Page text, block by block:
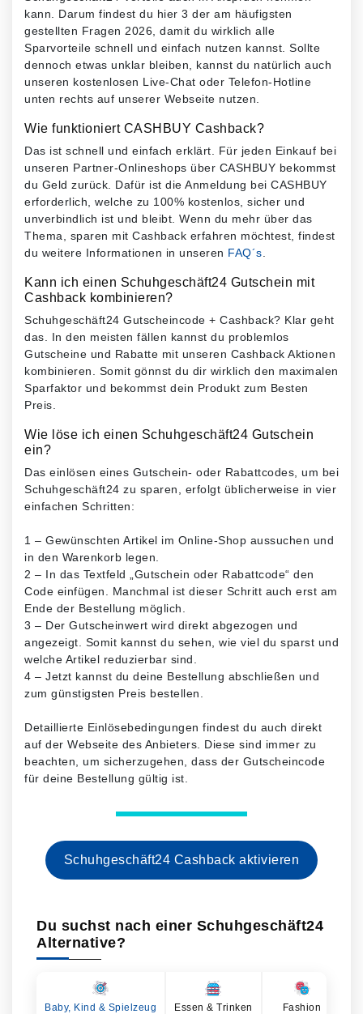
kann. Darum findest du hier 3 der am häufigsten
gestellten Fragen 2026, damit du wirklich alle
Sparvorteile schnell und einfach nutzen kannst. Sollte
dennoch etwas unklar bleiben, kannst du natürlich auch
unseren kostenlosen Live-Chat oder Telefon-Hotline
unten rechts auf unserer Webseite nutzen.
Wie funktioniert CASHBUY Cashback?
Das ist schnell und einfach erklärt. Für jeden Einkauf bei
unseren Partner-Onlineshops über CASHBUY bekommst
du Geld zurück. Dafür ist die Anmeldung bei CASHBUY
erforderlich, welche zu 100% kostenlos, sicher und
unverbindlich ist und bleibt. Wenn du mehr über das
Thema, sparen mit Cashback erfahren möchtest, findest
du weitere Informationen in unseren FAQ´s
Kann ich einen Schuhgeschäft24 Gutschein mit
Cashback kombinieren?
Schuhgeschäft24 Gutscheincode + Cashback? Klar geht
das. In den meisten fällen kannst du problemlos
Gutscheine und Rabatte mit unseren Cashback Aktionen
kombinieren. Somit gönnst du dir wirklich den maximalen
Sparfaktor und bekommst dein Produkt zum Besten
Preis.
Wie löse ich einen Schuhgeschäft24 Gutschein
ein?
Das einlösen eines Gutschein- oder Rabattcodes, um bei
Schuhgeschäft24 zu sparen, erfolgt üblicherweise in vier
einfachen Schritten:
1 – Gewünschten Artikel im Online-Shop aussuchen und
in den Warenkorb legen.
2 – In das Textfeld „Gutschein oder Rabattcode“ den
Code einfügen. Manchmal ist dieser Schritt auch erst am
Ende der Bestellung möglich.
3 – Der Gutscheinwert wird direkt abgezogen und
angezeigt. Somit kannst du sehen, wie viel du sparst und
welche Artikel reduzierbar sind.
4 – Jetzt kannst du deine Bestellung abschließen und
zum günstigsten Preis bestellen.
Detaillierte Einlösebedingungen findest du auch direkt
auf der Webseite des Anbieters. Diese sind immer zu
beachten, um sicherzugehen, dass der Gutscheincode
für deine Bestellung gültig ist.
Schuhgeschäft24 Cashback aktivieren
Du suchst nach einer Schuhgeschäft24
Alternative?
Baby, Kind & Spielzeug Essen & Trinken Fashion